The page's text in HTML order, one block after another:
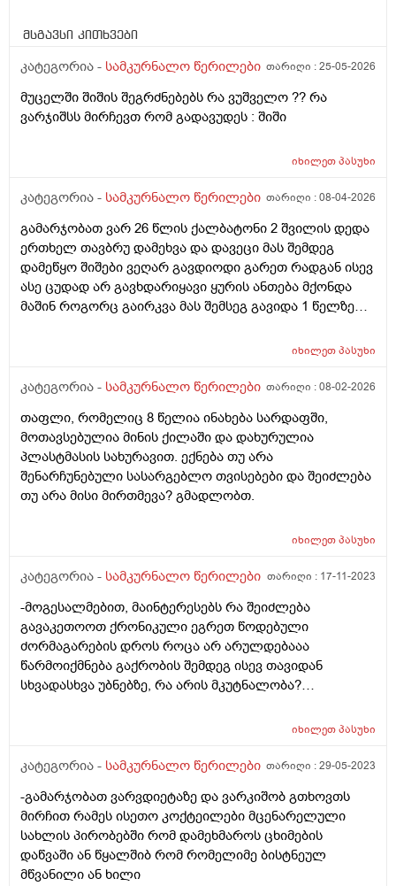
მსგავსი კითხვები
კატეგორია - სამკურნალო წერილები თარიღი :25-05-2026
მუცელში შიშის შეგრძნებებს რა ვუშველო ?? რა
ვარჯიშსს მირჩევთ რომ გადავუდეს : შიში
იხილეთპასუხი
კატეგორია - სამკურნალო წერილები თარიღი :08-04-2026
გამარჯობათ ვარ 26 წლის ქალბატონი 2 შვილის დედა
ერთხელ თავბრუ დამეხვა და დავეცი მას შემდეგ
დამეწყო შიშები ვეღარ გავდიოდი გარეთ რადგან ისევ
ასე ცუდად არ გავხდარიყავი ყურის ანთება მქონდა
მაშინ როგორც გაირკვა მას შემსეგ გავიდა 1 წელზე
სახლში კარგად ვარ როცა ახსენებენ გარეთ წაავალა
გავდივარ ბაღში ჯოხში ზოგჯერ მაქვს შეგრძნება მიწა
აუცილებლად არვიხი როგორ მოვიქცე რა გავაკეთო
ასევე დამეწყო შიშები უაზროდ შფოთვა რომ ვეღარ
გავალ გაერთ საერთო ან რაომე მსგავსი როგორ
მოვიქხე გავხდი ძალაინ მგრძნობიარე ყველაფერზე
მეტირება ( ვინმერ რომ ჩხუბობს ცუდად ვხდები შიშები
თვეა 5წლიანი ქორწინება დასრულებული იყო ღალატი
წამოვიდოდი მისგან ეს ტოქსიკური ურთიერთობა
დავასრულე ეხლა ისებ ასე ვარ თავბრუხვევებით და
როგორ მოვიქცეე არვიცი ბოდიში ცოყა არულად
მიწერია
იხილეთპასუხი
კატეგორია - სამკურნალო წერილები თარიღი :08-02-2026
თაფლი, რომელიც 8 წელია ინახება სარდაფში,
მოთავსებულია მინის ქილაში და დახურულია
პლასტმასის სახურავით. ექნება თუ არა
შენარჩუნებული სასარგებლო თვისებები და შეიძლება
თუ არა მისი მირთმევა? გმადლობთ.
იხილეთპასუხი
კატეგორია - სამკურნალო წერილები თარიღი : 17-11-2023
-მოგესალმებით, მაინტერესებს რა შეიძლება
გავაკეთოოთ ქრონიკული ეგრეთ წოდებული
ძორმაგარების დროს როცა არ არულდებააა
წარმოიქმნება გაქრობის შემდეგ ისევ თავიდან
სხვადასხვა უბნებზე, რა არის მკუტნალობა?
იხილეთპასუხი
კატეგორია - სამკურნალო წერილები თარიღი :29-05-2023
-გამარჯობათ ვარვდიეტაზე და ვარკიშობ გთხოვთს
მირჩით რამეს ისეთო კოქტეილები მცენარელული
სახლის პირობებში რომ დამეხმაროს ცხიმების
დაწვაში ან წყალშიბ რომ რომელიმე ბისტნეულ
მწვანილი ან ხილი